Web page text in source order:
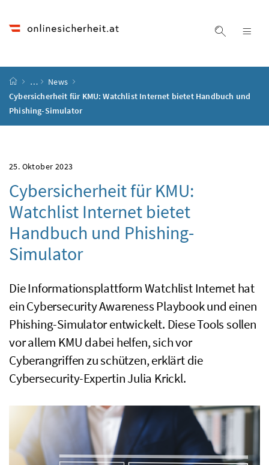
Suche
Startseite
…
News
Cybersicherheit für KMU: Watchlist Internet bietet Handbuch und
Phishing-Simulator
25. Oktober 2023
Cybersicherheit für KMU:
Watchlist Internet bietet
Handbuch und Phishing-
Simulator
Die Informationsplattform Watchlist Internet hat
ein Cybersecurity Awareness Playbook und einen
Phishing-Simulator entwickelt. Diese Tools sollen
vor allem KMU dabei helfen, sich vor
Cyberangriffen zu schützen, erklärt die
Cybersecurity-Expertin Julia Krickl.